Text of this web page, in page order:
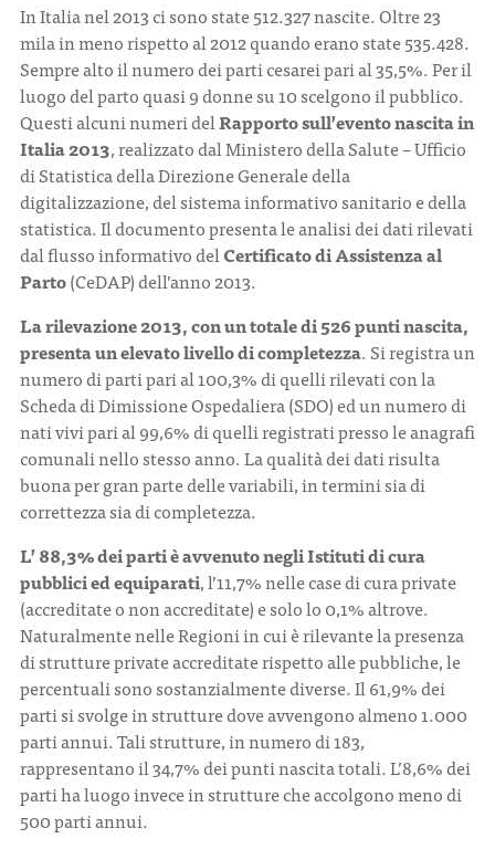
ITA ENG
In Italia nel 2013 ci sono state 512.327 nascite. Oltre 23
mila in meno rispetto al 2012 quando erano state 535.428.
Sempre alto il numero dei parti cesarei pari al 35,5%. Per il
luogo del parto quasi 9 donne su 10 scelgono il pubblico.
Questi alcuni numeri delRapporto sull’evento nascita in
Italia 2013, realizzato dal Ministero della Salute – Ufficio
di Statistica della Direzione Generale della
digitalizzazione, del sistema informativo sanitario e della
statistica. Il documento presenta le analisi dei dati rilevati
dal flusso informativo delCertificato di Assistenza al
Parto(CeDAP) dell’anno 2013.
La rilevazione 2013, con un totale di 526 punti nascita,
presenta un elevato livello di completezza. Si registra un
numero di parti pari al 100,3% di quelli rilevati con la
Scheda di Dimissione Ospedaliera (SDO) ed un numero di
nati vivi pari al 99,6% di quelli registrati presso le anagrafi
comunali nello stesso anno. La qualità dei dati risulta
buona per gran parte delle variabili, in termini sia di
correttezza sia di completezza.
L’ 88,3% dei parti è avvenuto negli Istituti di cura
pubblici ed equiparati, l’11,7% nelle case di cura private
(accreditate o non accreditate) e solo lo 0,1% altrove.
Naturalmente nelle Regioni in cui è rilevante la presenza
di strutture private accreditate rispetto alle pubbliche, le
percentuali sono sostanzialmente diverse. Il 61,9% dei
parti si svolge in strutture dove avvengono almeno 1.000
parti annui. Tali strutture, in numero di 183,
rappresentano il 34,7% dei punti nascita totali. L’8,6% dei
parti ha luogo invece in strutture che accolgono meno di
500 parti annui.